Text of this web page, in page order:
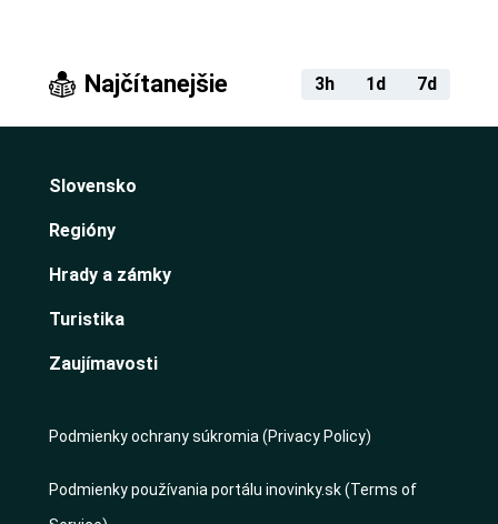
Najčítanejšie 3h 1d 7d
Slovensko
Regióny
Hrady a zámky
Turistika
Zaujímavosti
Podmienky ochrany súkromia (Privacy Policy)
Podmienky používania portálu inovinky.sk (Terms of